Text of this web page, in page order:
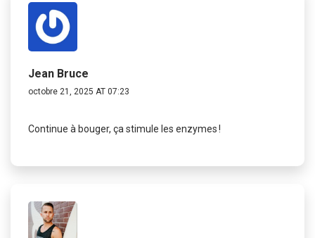
Jean Bruce
octobre 21, 2025 AT 07:23
Continue à bouger, ça stimule les enzymes !